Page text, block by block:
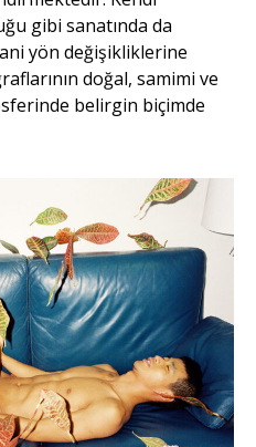
gibi sanatında da
yön değişikliklerine
doğal, samimi ve
belirgin biçimde